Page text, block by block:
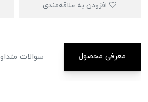
معرفی محصول سوالات